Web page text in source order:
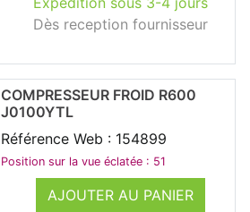
Dès reception fournisseur
AJOUTER AU PANIER
COMPRESSEUR FROID R600
J0100YTL
Référence Web : 154899
Position sur la vue éclatée : 51